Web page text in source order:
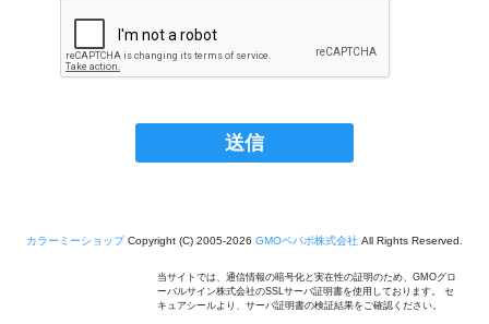
カラーミーショップCopyright (C) 2005-2026 GMOペパボ株式会社 All Rights Reserved.
当サイトでは、通信情報の暗号化と実在性の証明のため、GMOグロ
ーバルサイン株式会社のSSLサーバ証明書を使用しております。 セ
キュアシールより、サーバ証明書の検証結果をご確認ください。